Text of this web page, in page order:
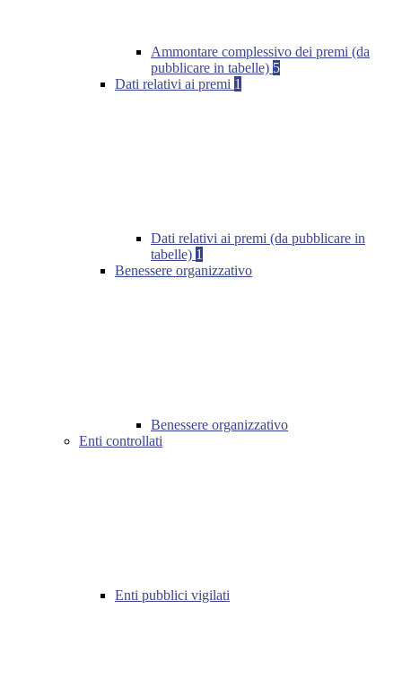
Ammontare complessivo dei premi (da
pubblicare in tabelle) 5
Dati relativi ai premi 1
Dati relativi ai premi (da pubblicare in
tabelle) 1
Benessere organizzativo
Benessere organizzativo
Enti controllati
Enti pubblici vigilati